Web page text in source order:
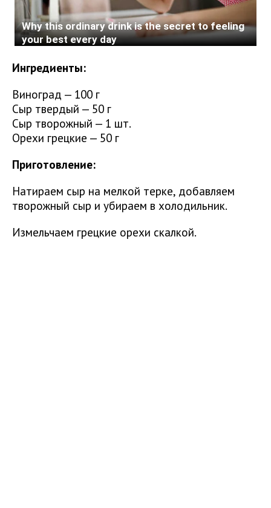
Ингредиенты:
Виноград — 100 г
Сыр твердый — 50 г
Сыр творожный — 1 шт.
Орехи грецкие — 50 г
Приготовление:
Натираем сыр на мелкой терке, добавляем
творожный сыр и убираем в холодильник.
Измельчаем грецкие орехи скалкой.